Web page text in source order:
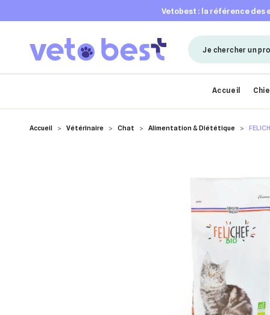
vetobest : la référence des
Accueil
Accueil Vétérinaire Chat Alimentation & Diététique